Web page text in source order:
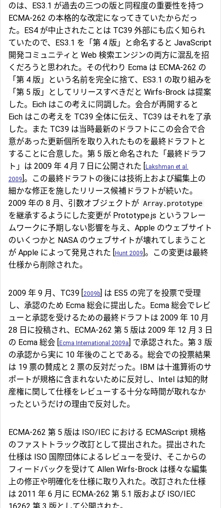
のは、ES3.1 が過去の三つの版と同程度の重要性を持つ
ECMA-262 の本格的な改定になってきていたからだっ
た。ES4 が中止されたことは TC39 外部にも広く知られ
ていたので、ES3.1 を「第 4 版」と命名すると JavaScript
開発コミュニティと Web 検索エンジンの両方に混乱を招
くだろうと思われた。その代わり Ecma は ECMA-262 の
「第 4 版」という名前を完全に捨て、ES3.1 の取り組みを
「第 5 版」としてリリースすべきだと Wirfs-Brock は提案
した。Eich はこの考えに同調した。会合が再開すると
Eich はこの考えを TC39 全体に伝え、TC39 はそれを了承
した。また TC39 は当時最新のドラフトにこの会合で合
意があった更新個所を取り入れたものを最終ドラフトと
することに合意した。第 5 版と命名された「最終ドラフ
ト」は 2009 年 4 月 7 日に公開された [Lakshman et al.
2009]。この最終ドラフトの後には技術上および編集上の
細かな修正を施したリリース候補ドラフトが続いた。
2009 年の 8 月、引数オブジェクトが Array.prototype
を継承するようにした変更が Prototype.js というフレー
ムワークに予期しない影響を与え、Apple のウェブサイト
のいくつかと NASA のウェブサイトが壊れてしまうこと
が Apple によって発見された [Hunt 2009]。この変更は最終
仕様から削除された。
2009 年 9 月、TC39 [2009b] は ES5 の完了を投票で受理
し、承認のため Ecma 総会に提出した。Ecma 総会でレビ
ューと承認を受けるための最終ドラフトは 2009 年 10 月
28 日に投稿され、ECMA-262 第 5 版は 2009 年 12 月 3 日
の Ecma 総会 [Ecma International 2009a] で承認された。第 3 版
の承認から実に 10 年後のことである。総会での投票結果
は 19 票の賛成と 2 票の反対だった。IBM は十進算術のサ
ポートが規格に含まれないために反対し、Intel は知的財
産権に関して仕様をレビューする十分な時間が取れなか
ったというだけの理由で反対した。
ECMA-262 第 5 版は ISO/IEC における ECMAScript 規格
のファストトラック改訂として提出された。提出された
仕様は ISO 国際団体によるレビューを受け、そこからの
フィードバックを受けて Allen Wirfs-Brock は様々な編集
上の修正や明確化を仕様に取り入れた。改訂された仕様
は 2011 年 6 月に ECMA-262 第 5.1 版および ISO/IEC